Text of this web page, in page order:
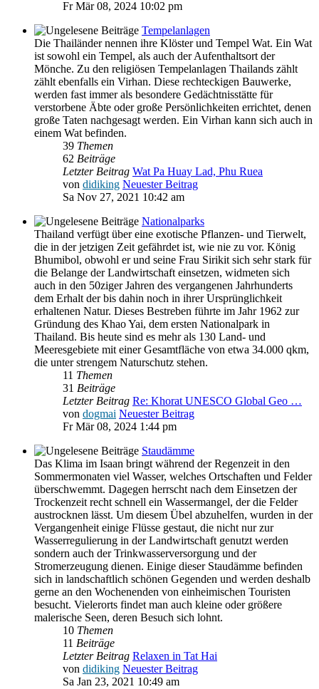
Fr Mär 08, 2024 10:02 pm
Tempelanlagen
Die Thailänder nennen ihre Klöster und Tempel Wat. Ein Wat
ist sowohl ein Tempel, als auch der Aufenthaltsort der
Mönche. Zu den religiösen Tempelanlagen Thailands zählt
zählt ebenfalls ein Virhan. Diese rechteckigen Bauwerke,
werden fast immer als besondere Gedächtnisstätte für
verstorbene Äbte oder große Persönlichkeiten errichtet, denen
große Taten nachgesagt werden. Ein Virhan kann sich auch in
einem Wat befinden.
39 Themen
62 Beiträge
Letzter Beitrag Wat Pa Huay Lad, Phu Ruea
von didiking Neuester Beitrag
Sa Nov 27, 2021 10:42 am
Nationalparks
Thailand verfügt über eine exotische Pflanzen- und Tierwelt,
die in der jetzigen Zeit gefährdet ist, wie nie zu vor. König
Bhumibol, obwohl er und seine Frau Sirikit sich sehr stark für
die Belange der Landwirtschaft einsetzen, widmeten sich
auch in den 50ziger Jahren des vergangenen Jahrhunderts
dem Erhalt der bis dahin noch in ihrer Ursprünglichkeit
erhaltenen Natur. Dieses Bestreben führte im Jahr 1962 zur
Gründung des Khao Yai, dem ersten Nationalpark in
Thailand. Bis heute sind es mehr als 130 Land- und
Meeresgebiete mit einer Gesamtfläche von etwa 34.000 qkm,
die unter strengem Naturschutz stehen.
11 Themen
31 Beiträge
Letzter Beitrag Re: Khorat UNESCO Global Geo …
von dogmai Neuester Beitrag
Fr Mär 08, 2024 1:44 pm
Staudämme
Das Klima im Isaan bringt während der Regenzeit in den
Sommermonaten viel Wasser, welches Ortschaften und Felder
überschwemmt. Dagegen herrscht nach dem Einsetzen der
Trockenzeit recht schnell ein Wassermangel, der die Felder
austrocknen lässt. Um diesem Übel abzuhelfen, wurden in der
Vergangenheit einige Flüsse gestaut, die nicht nur zur
Wasserregulierung in der Landwirtschaft genutzt werden
sondern auch der Trinkwasserversorgung und der
Stromerzeugung dienen. Einige dieser Staudämme befinden
sich in landschaftlich schönen Gegenden und werden deshalb
gerne an den Wochenenden von einheimischen Touristen
besucht. Vielerorts findet man auch kleine oder größere
malerische Seen, deren Besuch sich lohnt.
10 Themen
11 Beiträge
Letzter Beitrag Relaxen in Tat Hai
von didiking Neuester Beitrag
Sa Jan 23, 2021 10:49 am